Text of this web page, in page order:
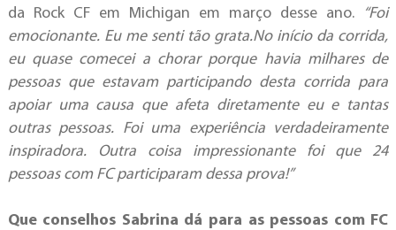
da Rock CF em Michigan em março desse ano.
“Foi
emocionante. Eu me senti tão grata.No início da corrida,
eu quase comecei a chorarporque havia milhares de
pessoas que estavam participando desta corrida para
apoiar uma causa que afeta diretamente eu e tantas
outras pessoas. Foi uma experiência verdadeiramente
inspiradora. Outra coisa impressionante foi que 24
pessoas com FC participaram dessa prova!”
Que conselhos Sabrina dá para as pessoas com FC